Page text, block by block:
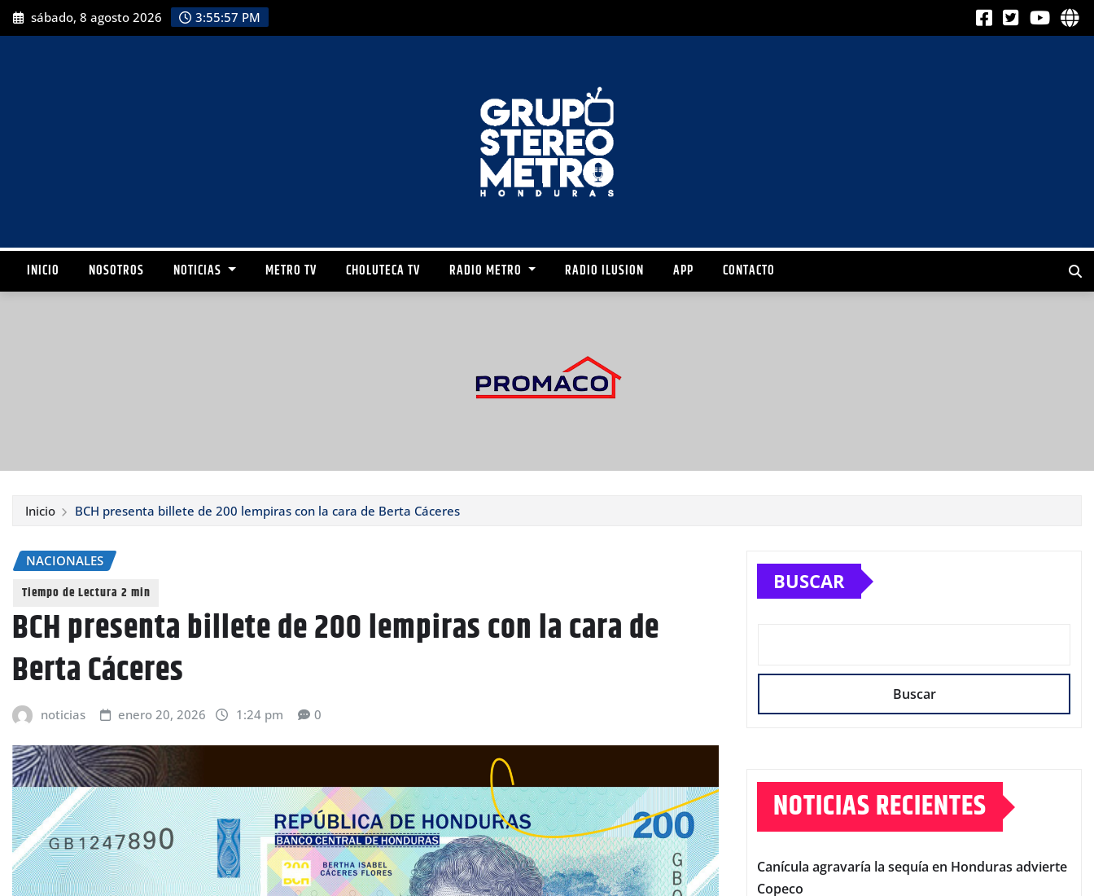
sábado, 8 agosto 2026 3:55:58 PM
INICIO NOSOTROS NOTICIAS METRO TV CHOLUTECA TV RADIO METRO RADIO ILUSION APP CONTACTO
Inicio BCH presenta billete de 200 lempiras con la cara de Berta Cáceres
NACIONALES
BCH presenta billete de 200 lempiras con la cara de
Berta Cáceres
noticias enero 20, 2026 1:24 pm 0
BUSCAR
Buscar
NOTICIAS RECIENTES
Canícula agravaría la sequía en Honduras advierte
Copeco